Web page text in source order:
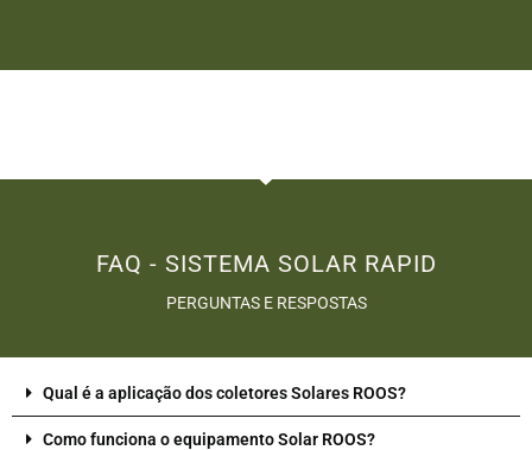
FAQ - SISTEMA SOLAR RAPID
PERGUNTAS E RESPOSTAS
Qual é a aplicação dos coletores Solares ROOS?
Como funciona o equipamento Solar ROOS?